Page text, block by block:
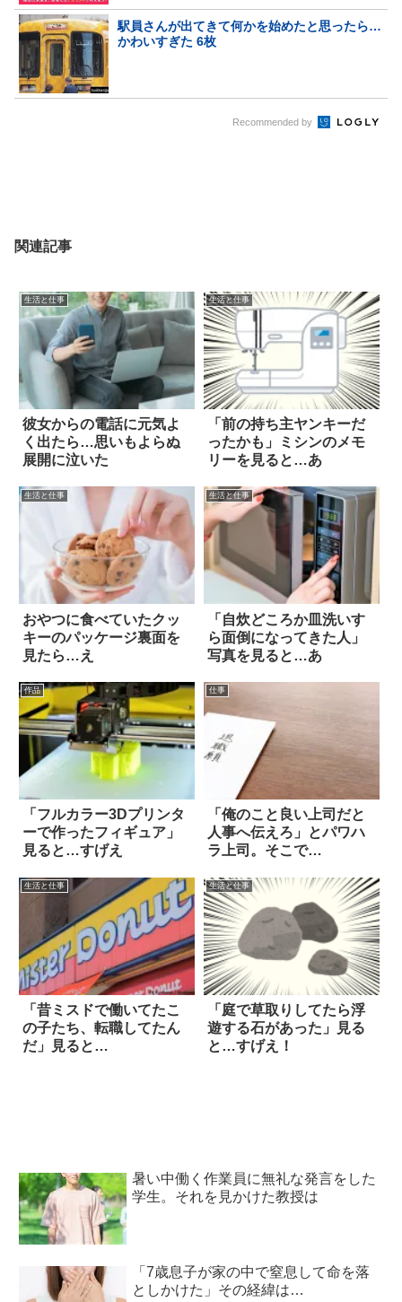
駅員さんが出てきて何かを始めたと思ったら…
かわいすぎた 6枚
Recommended by
関連記事
生活と仕事
彼女からの電話に元気よ
く出たら…思いもよらぬ
展開に泣いた
生活と仕事
「前の持ち主ヤンキーだ
ったかも」ミシンのメモ
リーを見ると…あ
生活と仕事
おやつに食べていたクッ
キーのパッケージ裏面を
見たら…え
生活と仕事
「自炊どころか皿洗いす
ら面倒になってきた人」
写真を見ると…あ
作品
「フルカラー3Dプリンタ
ーで作ったフィギュア」
見ると…すげえ
仕事
「俺のこと良い上司だと
人事へ伝えろ」とパワハ
ラ上司。そこで…
生活と仕事
「昔ミスドで働いてたこ
の子たち、転職してたん
だ」見ると…
生活と仕事
「庭で草取りしてたら浮
遊する石があった」見る
と…すげえ！
暑い中働く作業員に無礼な発言をした
学生。それを見かけた教授は
「7歳息子が家の中で窒息して命を落
としかけた」その経緯は…